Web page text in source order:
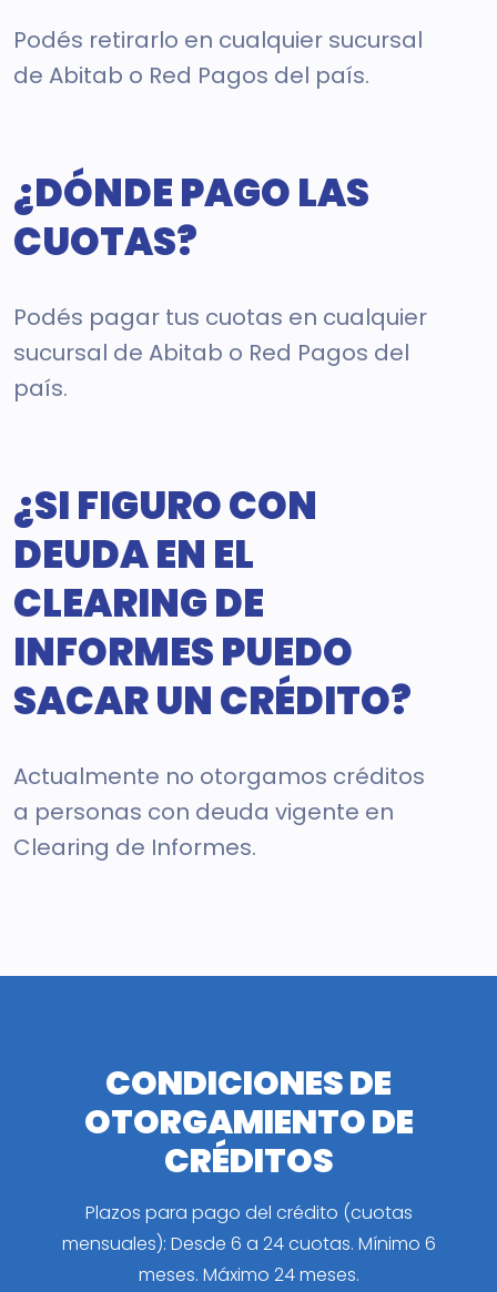
Podés retirarlo en cualquier sucursal
de Abitab o Red Pagos del país.
¿DÓNDE PAGO LAS
CUOTAS?
Podés pagar tus cuotas en cualquier
sucursal de Abitab o Red Pagos del
país.
¿SI FIGURO CON
DEUDA EN EL
CLEARING DE
INFORMES PUEDO
SACAR UN CRÉDITO?
Actualmente no otorgamos créditos
a personas con deuda vigente en
Clearing de Informes.
CONDICIONES DE
OTORGAMIENTO DE
CRÉDITOS
Plazos para pago del crédito (cuotas
mensuales): Desde 6 a 24 cuotas. Mínimo 6
meses. Máximo 24 meses.